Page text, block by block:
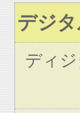
デジ
ディ